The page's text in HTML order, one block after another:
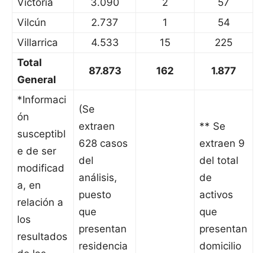
Victoria 3.090 2
57
Vilcún
2.737 1
54
Villarrica
4.533 15
225
Total
General
87.873 162 1.877
*Informaci
ón
susceptibl
e de ser
modificad
a, en
relación a
los
resultados
(Se
extraen
628 casos
del
análisis,
puesto
que
presentan
residencia
** Se
extraen 9
del total
de
activos
que
presentan
domicilio